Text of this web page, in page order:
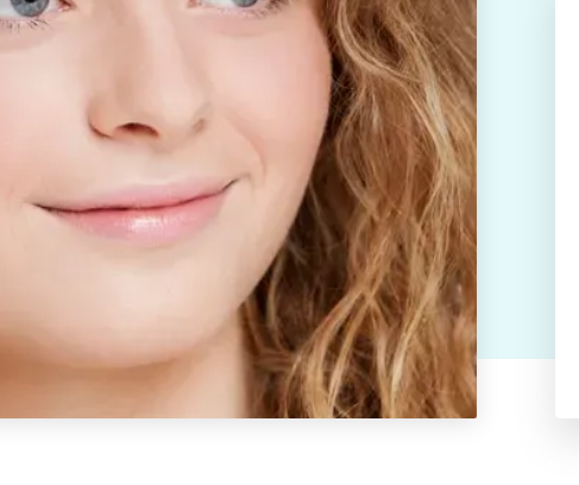
slapen
in voorhoofd
behandeling
Hangende
mondhoeken
Botoxbehandeling
PDRN
Ik wil er langer jong uit
Ik wil een egale huid
zonder melasma
Ik wil een stralende
huid zonder
onzuiverheden
Ik wil een stevigere
rimpels en meer glans
Ik wil een gezondere
huid met minder
roodheid
Ik wil een langdurige
Ik wil een voorproefje
van de Glow
treatments